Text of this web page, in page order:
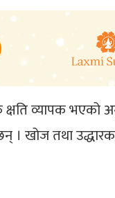
व्यापक भएको
। खोज तथा